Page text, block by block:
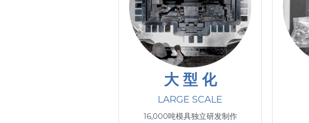
大 型 化
LARGE SCALE
16,000吨模具独立研发制作